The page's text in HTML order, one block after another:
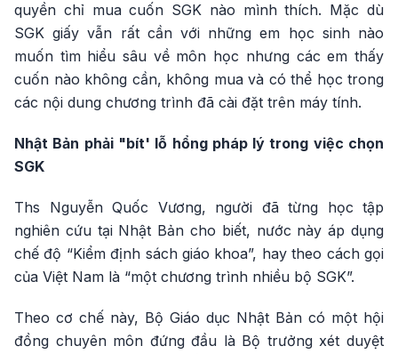
quyền chỉ mua cuốn SGK nào mình thích. Mặc dù
SGK giấy vẫn rất cần với những em học sinh nào
muốn tìm hiểu sâu về môn học nhưng các em thấy
cuốn nào không cần, không mua và có thể học trong
các nội dung chương trình đã cài đặt trên máy tính.
Nhật Bản phải "bít' lỗ hổng pháp lý trong việc chọn
SGK
Ths Nguyễn Quốc Vương, người đã từng học tập
nghiên cứu tại Nhật Bản cho biết, nước này áp dụng
chế độ “Kiểm định sách giáo khoa”, hay theo cách gọi
của Việt Nam là “một chương trình nhiều bộ SGK”.
Theo cơ chế này, Bộ Giáo dục Nhật Bản có một hội
đồng chuyên môn đứng đầu là Bộ trưởng xét duyệt